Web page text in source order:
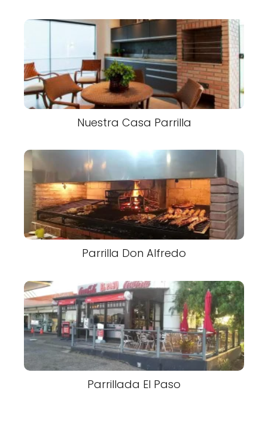
Nuestra Casa Parrilla
Parrilla Don Alfredo
Parrillada El Paso